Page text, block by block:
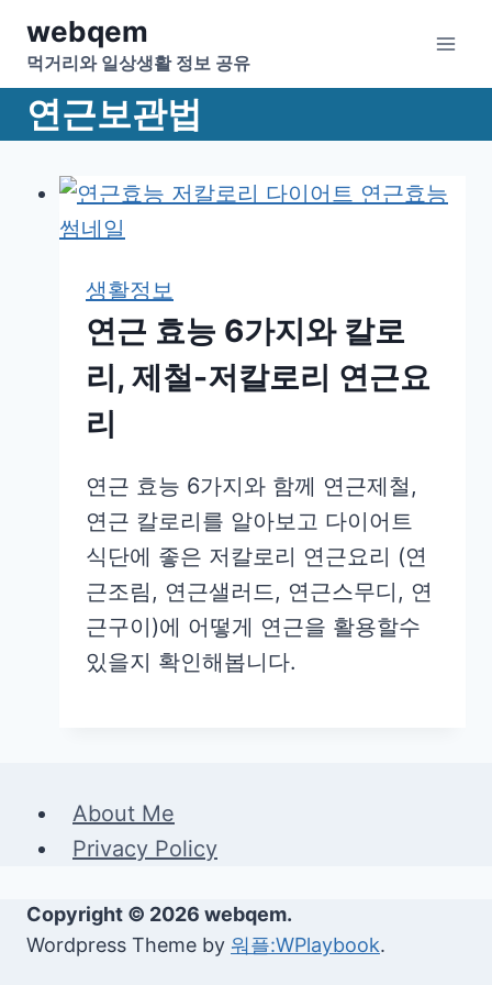
content
webqem
먹거리와 일상생활 정보 공유
연근보관법
생활정보
연근 효능 6가지와 칼로
리, 제철-저칼로리 연근요
리
연근 효능 6가지와 함께 연근제철,
연근 칼로리를 알아보고 다이어트
식단에 좋은 저칼로리 연근요리 (연
근조림, 연근샐러드, 연근스무디, 연
근구이)에 어떻게 연근을 활용할수
있을지 확인해봅니다.
About Me
Privacy Policy
Copyright © 2026 webqem.
Wordpress Theme by 워플:WPlaybook.